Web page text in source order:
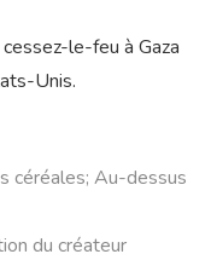
le-feu à Gaza
Unis.
céréales; Au-dessus
du créateur